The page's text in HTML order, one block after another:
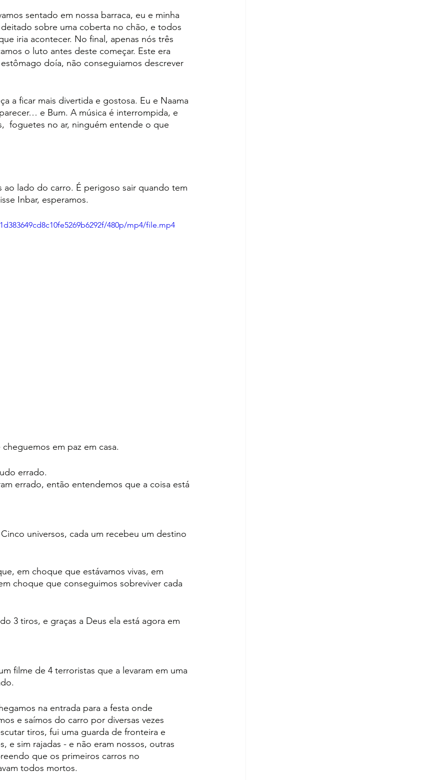
sentado em nossa barraca, eu e minha
sobre uma coberta no chão, e todos
iria acontecer. No final, apenas nós três
o luto antes deste começar. Este era
doía, não conseguiamos descrever
a ficar mais divertida e gostosa. Eu e Naama
e Bum. A música é interrompida, e
foguetes no ar, ninguém entende o que
ao lado do carro. É perigoso sair quando tem
Inbar, esperamos.
480p/mp4/file.mp4
em paz em casa.
errado.
errado, então entendemos que a coisa está
universos, cada um recebeu um destino
em choque que estávamos vivas, em
choque que conseguimos sobreviver cada
3 tiros, e graças a Deus ela está agora em
filme de 4 terroristas que a levaram em uma
na entrada para a festa onde
e saímos do carro por diversas vezes
tiros, fui uma guarda de fronteira e
e sim rajadas - e não eram nossos, outras
que os primeiros carros no
todos mortos.